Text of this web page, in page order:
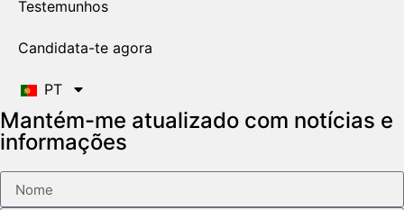
Testemunhos
Candidata-te agora
PT
Mantém-me atualizado com notícias e
informações